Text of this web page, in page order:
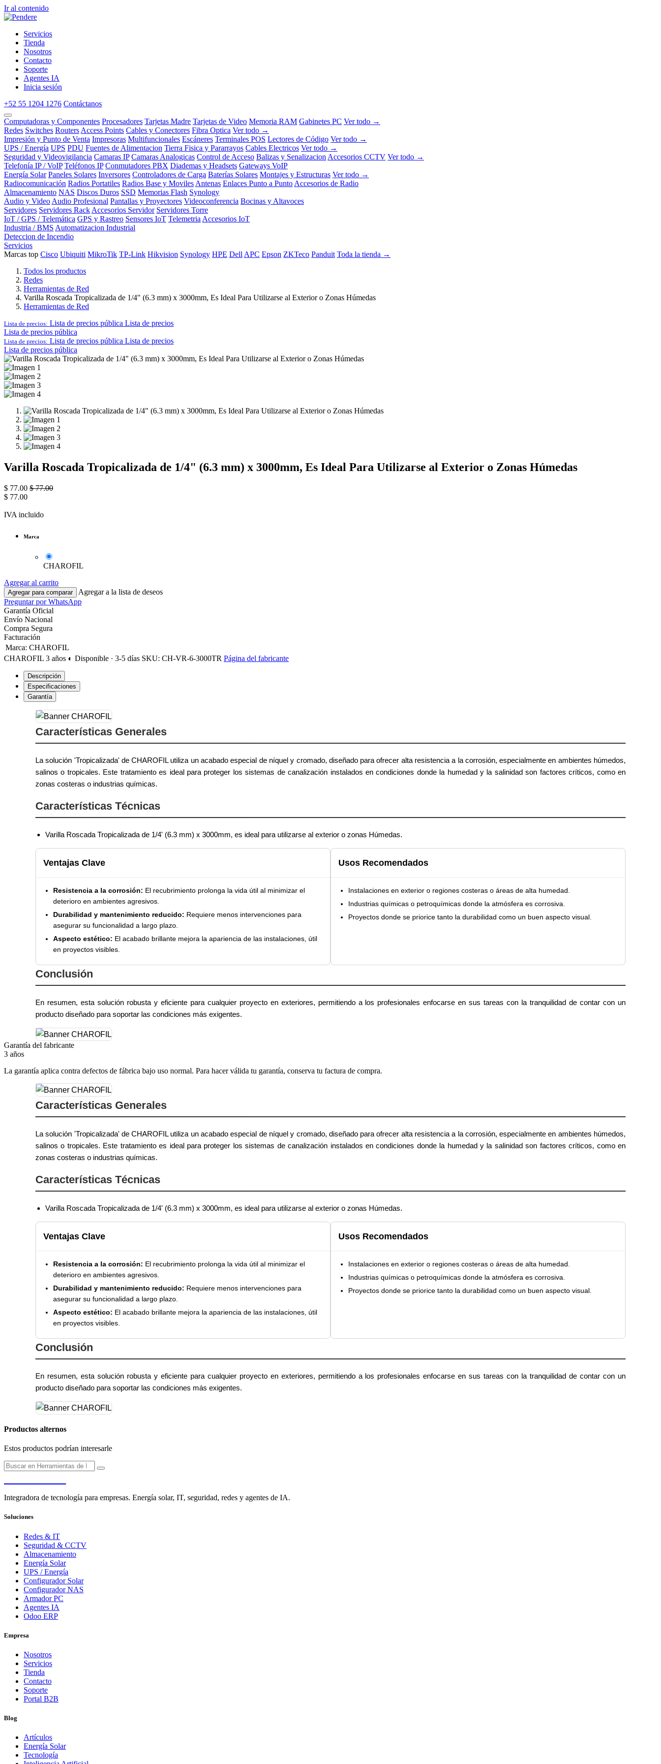
Ir al contenido
Servicios
Tienda
Nosotros
Contacto
Soporte
Agentes IA
Inicia sesión
+52 55 1204 1276 Contáctanos
Computadoras y Componentes Procesadores Tarjetas Madre Tarjetas de Video Memoria RAM Gabinetes PC Ver todo →
Redes Switches Routers Access Points Cables y Conectores Fibra Optica Ver todo →
Impresión y Punto de Venta Impresoras Multifuncionales Escáneres Terminales POS Lectores de Código Ver todo →
UPS / Energía UPS PDU Fuentes de Alimentacion Tierra Fisica y Pararrayos Cables Electricos Ver todo →
Seguridad y Videovigilancia Camaras IP Camaras Analogicas Control de Acceso Balizas y Senalizacion Accesorios CCTV Ver todo →
Telefonía IP / VoIP Teléfonos IP Conmutadores PBX Diademas y Headsets Gateways VoIP
Energía Solar Paneles Solares Inversores Controladores de Carga Baterías Solares Montajes y Estructuras Ver todo →
Radiocomunicación Radios Portatiles Radios Base y Moviles Antenas Enlaces Punto a Punto Accesorios de Radio
Almacenamiento NAS Discos Duros SSD Memorias Flash Synology
Audio y Video Audio Profesional Pantallas y Proyectores Videoconferencia Bocinas y Altavoces
Servidores Servidores Rack Accesorios Servidor Servidores Torre
IoT / GPS / Telemática GPS y Rastreo Sensores IoT Telemetria Accesorios IoT
Industria / BMS Automatizacion Industrial
Deteccion de Incendio
Servicios
Marcas top Cisco Ubiquiti MikroTik TP-Link Hikvision Synology HPE Dell APC Epson ZKTeco Panduit Toda la tienda →
Todos los productos
Redes
Herramientas de Red
Varilla Roscada Tropicalizada de 1/4" (6.3 mm) x 3000mm, Es Ideal Para Utilizarse al Exterior o Zonas Húmedas
Herramientas de Red
Lista de precios: Lista de precios pública Lista de precios
Lista de precios pública
Lista de precios: Lista de precios pública Lista de precios
Lista de precios pública
Varilla Roscada Tropicalizada de 1/4" (6.3 mm) x 3000mm, Es Ideal Para Utilizarse al Exterior o Zonas Húmedas
$ 77.00 $77.00
$ 77.00
IVA incluido
Marca
CHAROFIL
Agregar al carrito
Agregar para comparar
Agregar a la lista de deseos
Preguntar por WhatsApp
Garantía Oficial
Envío Nacional
Compra Segura
Facturación
Marca: CHAROFIL
CHAROFIL 3 años ◐ Disponible · 3-5 días SKU: CH-VR-6-3000TR Página del fabricante
Descripción
Especificaciones
Garantía
Características Generales
La solución 'Tropicalizada' de CHAROFIL utiliza un acabado especial de níquel y cromado, diseñado para ofrecer alta resistencia a la corrosión, especialmente en ambientes húmedos,
salinos o tropicales. Este tratamiento es ideal para proteger los sistemas de canalización instalados en condiciones donde la humedad y la salinidad son factores críticos, como en
zonas costeras o industrias químicas.
Características Técnicas
Varilla Roscada Tropicalizada de 1/4' (6.3 mm) x 3000mm, es ideal para utilizarse al exterior o zonas Húmedas.
Ventajas Clave
Resistencia a la corrosión: El recubrimiento prolonga la vida útil al minimizar el
deterioro en ambientes agresivos.
Durabilidad y mantenimiento reducido: Requiere menos intervenciones para
asegurar su funcionalidad a largo plazo.
Aspecto estético: El acabado brillante mejora la apariencia de las instalaciones, útil
en proyectos visibles.
Usos Recomendados
Instalaciones en exterior o regiones costeras o áreas de alta humedad.
Industrias químicas o petroquímicas donde la atmósfera es corrosiva.
Proyectos donde se priorice tanto la durabilidad como un buen aspecto visual.
Conclusión
En resumen, esta solución robusta y eficiente para cualquier proyecto en exteriores, permitiendo a los profesionales enfocarse en sus tareas con la tranquilidad de contar con un
producto diseñado para soportar las condiciones más exigentes.
Garantía del fabricante
3 años
La garantía aplica contra defectos de fábrica bajo uso normal. Para hacer válida tu garantía, conserva tu factura de compra.
Características Generales
La solución 'Tropicalizada' de CHAROFIL utiliza un acabado especial de níquel y cromado, diseñado para ofrecer alta resistencia a la corrosión, especialmente en ambientes húmedos,
salinos o tropicales. Este tratamiento es ideal para proteger los sistemas de canalización instalados en condiciones donde la humedad y la salinidad son factores críticos, como en
zonas costeras o industrias químicas.
Características Técnicas
Varilla Roscada Tropicalizada de 1/4' (6.3 mm) x 3000mm, es ideal para utilizarse al exterior o zonas Húmedas.
Ventajas Clave
Resistencia a la corrosión: El recubrimiento prolonga la vida útil al minimizar el
deterioro en ambientes agresivos.
Durabilidad y mantenimiento reducido: Requiere menos intervenciones para
asegurar su funcionalidad a largo plazo.
Aspecto estético: El acabado brillante mejora la apariencia de las instalaciones, útil
en proyectos visibles.
Usos Recomendados
Instalaciones en exterior o regiones costeras o áreas de alta humedad.
Industrias químicas o petroquímicas donde la atmósfera es corrosiva.
Proyectos donde se priorice tanto la durabilidad como un buen aspecto visual.
Conclusión
En resumen, esta solución robusta y eficiente para cualquier proyecto en exteriores, permitiendo a los profesionales enfocarse en sus tareas con la tranquilidad de contar con un
producto diseñado para soportar las condiciones más exigentes.
Productos alternos
Estos productos podrían interesarle
Integradora de tecnología para empresas. Energía solar, IT, seguridad, redes y agentes de IA.
Soluciones
Redes & IT
Seguridad & CCTV
Almacenamiento
Energía Solar
UPS / Energía
Configurador Solar
Configurador NAS
Armador PC
Agentes IA
Odoo ERP
Empresa
Nosotros
Servicios
Tienda
Contacto
Soporte
Portal B2B
Blog
Artículos
Energía Solar
Tecnología